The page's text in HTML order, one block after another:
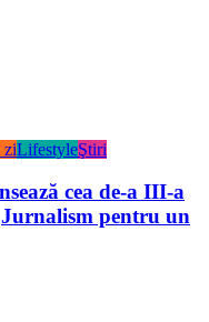
ziLifestyleŞtiri
cea de-a III-a
pentru un